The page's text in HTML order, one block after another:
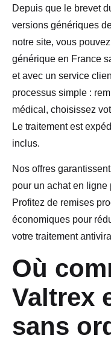
Depuis que le brevet
versions génériques
notre site, vous
générique en France
et avec un service
processus simple :
médical, choisissez
Le traitement est
inclus.
Nos offres
pour un achat en ligne
Profitez de remises
économiques pour
votre traitement
Où
Valtrex
sans